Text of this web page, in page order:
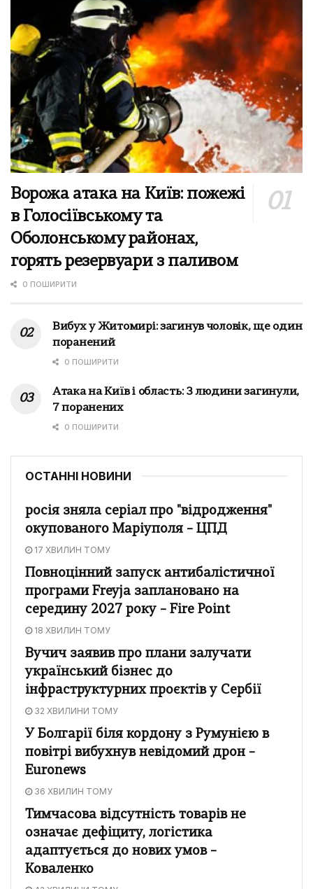
Ворожа атака на Київ: пожежі
в Голосіївському та
Оболонському районах,
горять резервуари з паливом
0 ПОШИРИТИ
Вибух у Житомирі: загинув чоловік, ще один
поранений
0 ПОШИРИТИ
Атака на Київ і область: 3 людини загинули,
7 поранених
0 ПОШИРИТИ
ОСТАННІ НОВИНИ
росія зняла серіал про "відродження"
окупованого Маріуполя – ЦПД
17 ХВИЛИН ТОМУ
Повноцінний запуск антибалістичної
програми Freyja заплановано на
середину 2027 року – Fire Point
18 ХВИЛИН ТОМУ
Вучич заявив про плани залучати
український бізнес до
інфраструктурних проєктів у Сербії
32 ХВИЛИНИ ТОМУ
У Болгарії біля кордону з Румунією в
повітрі вибухнув невідомий дрон –
Euronews
36 ХВИЛИН ТОМУ
Тимчасова відсутність товарів не
означає дефіциту, логістика
адаптується до нових умов –
Коваленко